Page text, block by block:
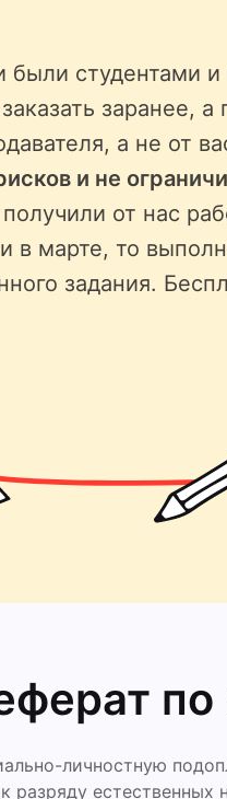
студентами и
заранее,
а не от
и не
от нас
в марте, то
задания.
по
личностную
разряду